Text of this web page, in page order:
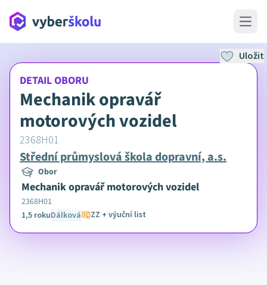
Open
DETAIL OBORU
Mechanik opravář
motorových vozidel
2368H01
Střední průmyslová škola dopravní, a.s.
Obor
Mechanik opravář motorových vozidel
2368H01
1,5 rokuDálková ZZ + výuční list
Uložit